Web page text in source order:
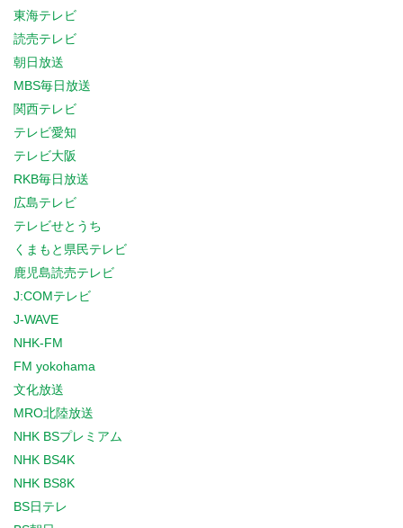
東海テレビ
読売テレビ
朝日放送
MBS毎日放送
関西テレビ
テレビ愛知
テレビ大阪
RKB毎日放送
広島テレビ
テレビせとうち
くまもと県民テレビ
鹿児島読売テレビ
J:COMテレビ
J-WAVE
NHK-FM
FM yokohama
文化放送
MRO北陸放送
NHK BSプレミアム
NHK BS4K
NHK BS8K
BS日テレ